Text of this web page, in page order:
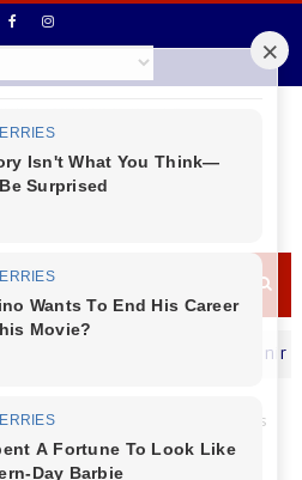
Credicapital vai reunir
Lagos recebeu em Laranjeiras
- RUA